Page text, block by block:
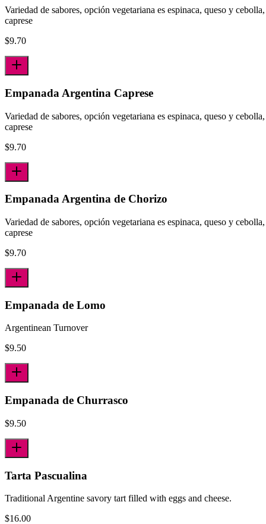
Variedad de sabores, opción vegetariana es espinaca, queso y cebolla,
caprese
$9.70
Empanada Argentina Caprese
Variedad de sabores, opción vegetariana es espinaca, queso y cebolla,
caprese
$9.70
Empanada Argentina de Chorizo
Variedad de sabores, opción vegetariana es espinaca, queso y cebolla,
caprese
$9.70
Empanada de Lomo
Argentinean Turnover
$9.50
Empanada de Churrasco
$9.50
Tarta Pascualina
Traditional Argentine savory tart filled with eggs and cheese.
$16.00